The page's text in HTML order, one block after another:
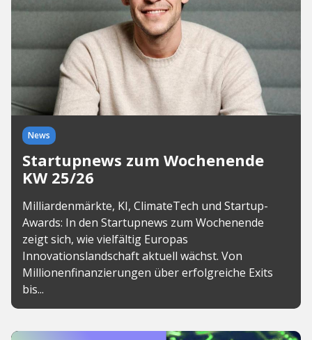
News
Startupnews zum Wochenende
KW 25/26
Milliardenmärkte, KI, ClimateTech und Startup-
Awards: In den Startupnews zum Wochenende
zeigt sich, wie vielfältig Europas
Innovationslandschaft aktuell wächst. Von
Millionenfinanzierungen über erfolgreiche Exits
bis...